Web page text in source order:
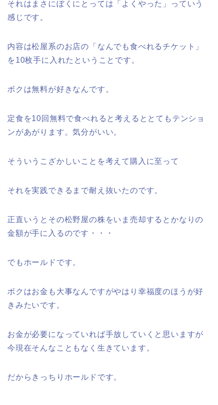
それはまさにぼくにとっては「よくやった」っていう
感じです。
内容は松屋系のお店の「なんでも食べれるチケット」
を10枚手に入れたということです。
ボクは無料が好きなんです。
定食を10回無料で食べれると考えるととてもテンショ
ンがあがります。気分がいい。
そういうこざかしいことを考えて購入に至って
それを実践できるまで耐え抜いたのです。
正直いうとその松野屋の株をいま売却するとかなりの
金額が手に入るのです・・・
でもホールドです。
ボクはお金も大事なんですがやはり幸福度のほうが好
きみたいです。
お金が必要になっていれば手放していくと思いますが
今現在そんなこともなく生きています。
だからきっちりホールドです。